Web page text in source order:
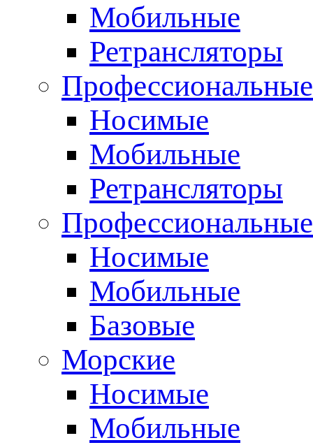
Мобильные
Ретрансляторы
Носимые
Мобильные
Ретрансляторы
Носимые
Мобильные
Базовые
Морские
Носимые
Мобильные